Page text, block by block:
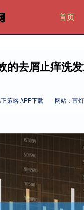
首页
的去屑止痒洗
策略 APP下载 网站：富